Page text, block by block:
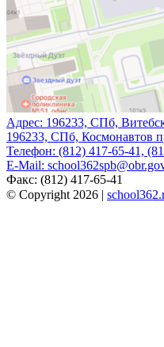
Адрес: 196233, СПб,
196233, СПб, Космонавтов
Телефон: (812) 417-65-41,
E-Mail:
Факс: (812) 417-65-41
© Copyright 2026 |